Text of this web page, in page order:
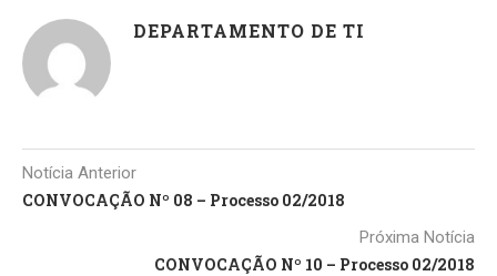
DEPARTAMENTO DE TI
Notícia Anterior
CONVOCAÇÃO Nº 08 – Processo 02/2018
Próxima Notícia
CONVOCAÇÃO Nº 10 – Processo 02/2018